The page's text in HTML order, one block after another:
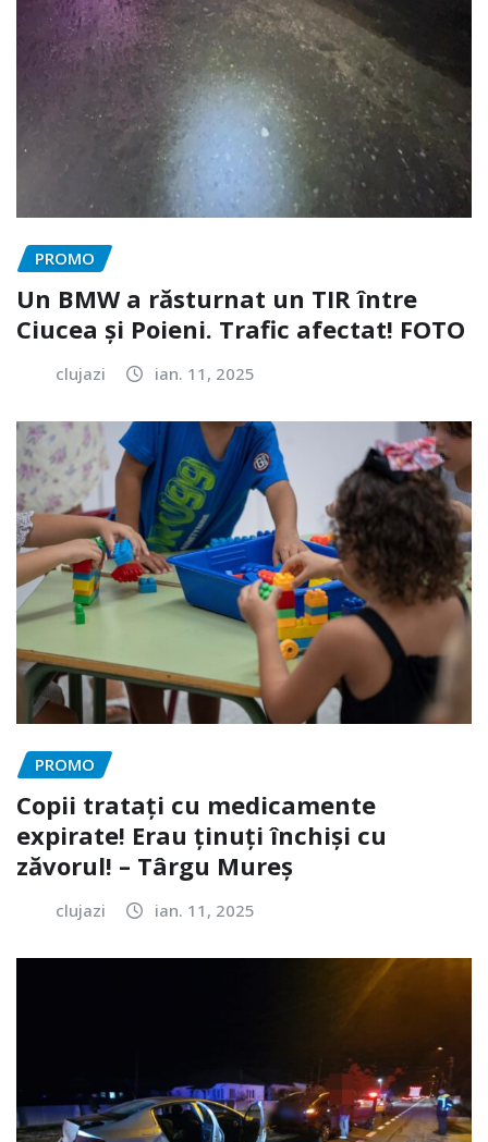
PROMO
Un BMW a răsturnat un TIR între
Ciucea și Poieni. Trafic afectat! FOTO
clujazi ian. 11, 2025
PROMO
Copii tratați cu medicamente
expirate! Erau ținuți închiși cu
zăvorul! – Târgu Mureș
clujazi ian. 11, 2025